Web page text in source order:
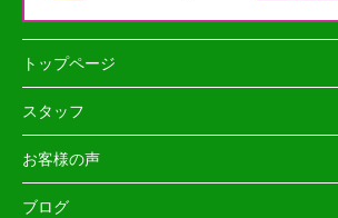
トップページ
スタッフ
お客様の声
ブログ